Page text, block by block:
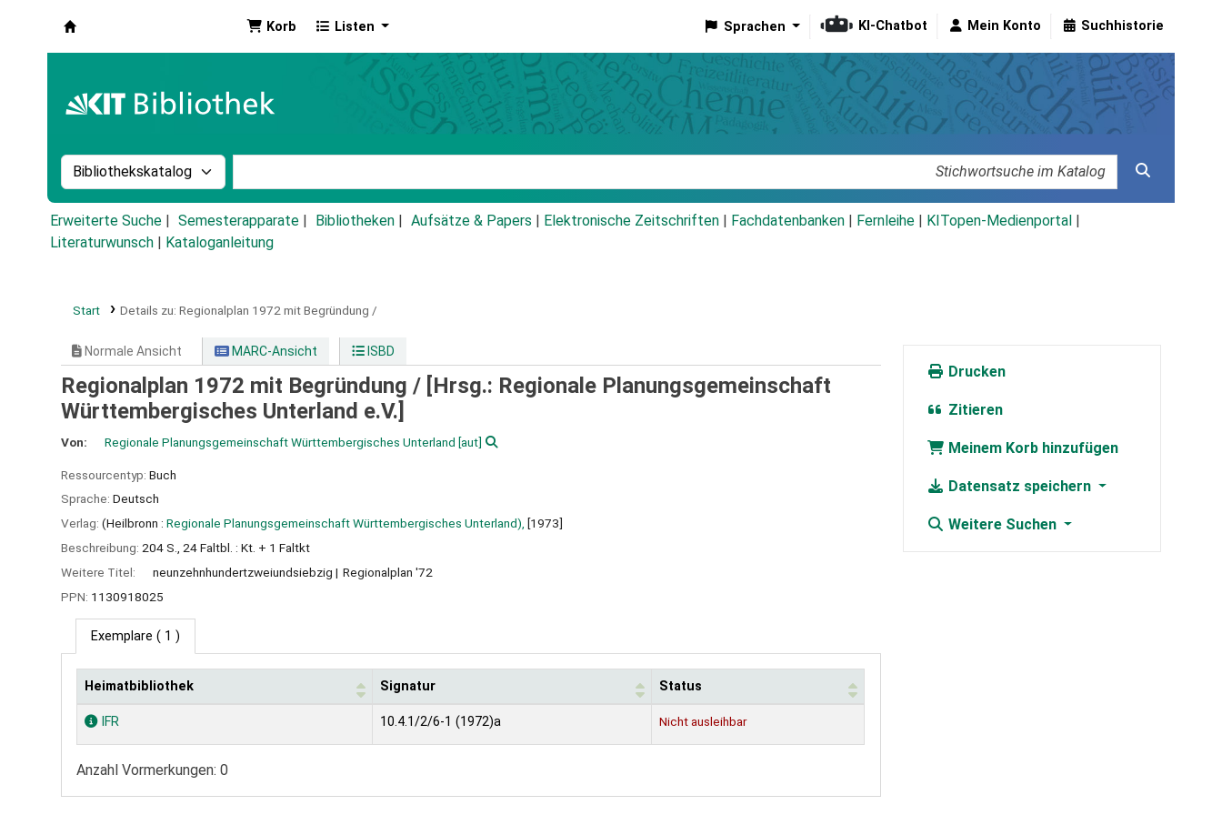
Korb Listen Sprachen KI-Chatbot Mein Konto Suchhistorie
Suche im Katalog nach:
Erweiterte Suche Semesterapparate Bibliotheken Aufsätze & Papers Elektronische Zeitschriften Fachdatenbanken Fernleihe KITopen-Medienportal
Literaturwunsch
Kataloganleitung
Start Details zu: Regionalplan 1972 mit Begründung /
Normale Ansicht MARC-Ansicht ISBD
Regionalplan 1972 mit Begründung / [Hrsg.: Regionale Planungsgemeinschaft
Württembergisches Unterland e.V.]
Von: Regionale Planungsgemeinschaft Württembergisches Unterland [aut]
Ressourcentyp: Buch
Sprache: Deutsch
Verlag: (Heilbronn : Regionale Planungsgemeinschaft Württembergisches Unterland), [1973]
Beschreibung: 204 S., 24 Faltbl. : Kt. + 1 Faltkt
Weitere Titel:
neunzehnhundertzweiundsiebzig
Regionalplan '72
PPN: 1130918025
Exemplare ( 1 )
Exemplare
Heimatbibliothek Signatur Status
IFR 10.4.1/2/6-1 (1972)a Nicht ausleihbar
Anzahl Vormerkungen: 0
Drucken
Zitieren
Meinem Korb hinzufügen
Datensatz speichern
Weitere Suchen